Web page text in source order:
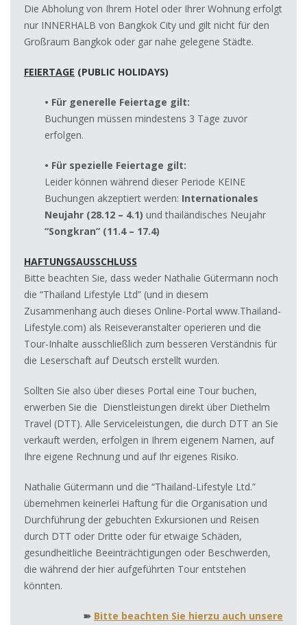
Die Abholung von Ihrem Hotel oder Ihrer Wohnung erfolgt
nur INNERHALB von Bangkok City und gilt nicht für den
Großraum Bangkok oder gar nahe gelegene Städte.
FEIERTAGE (PUBLIC HOLIDAYS)
• Für generelle Feiertage gilt:
Buchungen müssen mindestens 3 Tage zuvor
erfolgen.
• Für spezielle Feiertage gilt:
Leider können während dieser Periode KEINE
Buchungen akzeptiert werden: Internationales
Neujahr (28.12 – 4.1) und thailändisches Neujahr
“Songkran” (11.4 – 17.4)
HAFTUNGSAUSSCHLUSS
Bitte beachten Sie, dass weder Nathalie Gütermann noch
die “Thailand Lifestyle Ltd” (und in diesem
Zusammenhang auch dieses Online-Portal www.Thailand-
Lifestyle.com) als Reiseveranstalter operieren und die
Tour-Inhalte ausschließlich zum besseren Verständnis für
die Leserschaft auf Deutsch erstellt wurden.
Sollten Sie also über dieses Portal eine Tour buchen,
erwerben Sie die Dienstleistungen direkt über Diethelm
Travel (DTT). Alle Serviceleistungen, die durch DTT an Sie
verkauft werden, erfolgen in Ihrem eigenem Namen, auf
Ihre eigene Rechnung und auf Ihr eigenes Risiko.
Nathalie Gütermann und die “Thailand-Lifestyle Ltd.”
übernehmen keinerlei Haftung für die Organisation und
Durchführung der gebuchten Exkursionen und Reisen
durch DTT oder Dritte oder für etwaige Schäden,
gesundheitliche Beeinträchtigungen oder Beschwerden,
die während der hier aufgeführten Tour entstehen
könnten.
➽ Bitte beachten Sie hierzu auch unsere